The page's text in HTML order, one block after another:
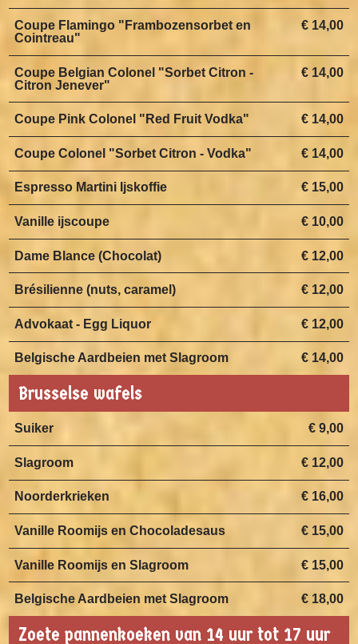
€ 14,00
Coupe Flamingo "Frambozensorbet en
Cointreau"
€ 14,00
Coupe Belgian Colonel "Sorbet Citron -
Citron Jenever"
€ 14,00
Coupe Pink Colonel "Red Fruit Vodka"
€ 14,00
Coupe Colonel "Sorbet Citron - Vodka"
€ 15,00
Espresso Martini Ijskoffie
€ 10,00
Vanille ijscoupe
€ 12,00
Dame Blance (Chocolat)
€ 12,00
Brésilienne (nuts, caramel)
€ 12,00
Advokaat - Egg Liquor
€ 14,00
Belgische Aardbeien met Slagroom
Brusselse wafels
€ 9,00
Suiker
€ 12,00
Slagroom
€ 16,00
Noorderkrieken
€ 15,00
Vanille Roomijs en Chocoladesaus
€ 15,00
Vanille Roomijs en Slagroom
€ 18,00
Belgische Aardbeien met Slagroom
Zoete pannenkoeken van 14 uur tot 17 uur